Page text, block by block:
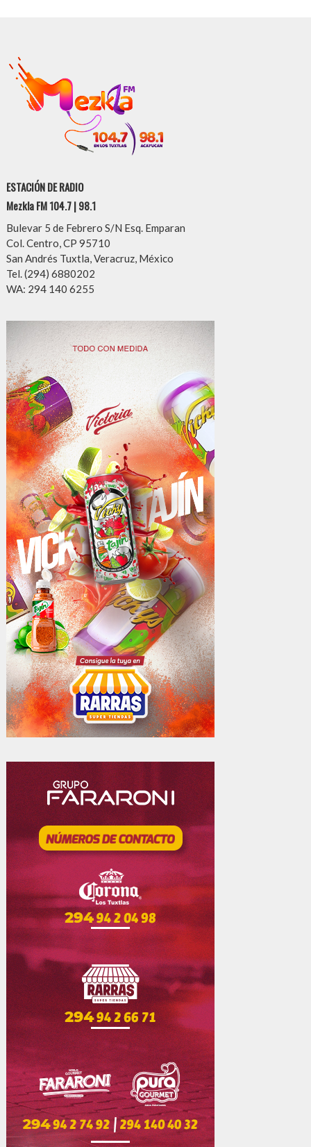
ESTACIÓN DE RADIO
Mezkla FM 104.7 | 98.1
Bulevar 5 de Febrero S/N Esq. Emparan
Col. Centro, CP 95710
San Andrés Tuxtla, Veracruz, México
Tel. (294) 6880202
WA: 294 140 6255